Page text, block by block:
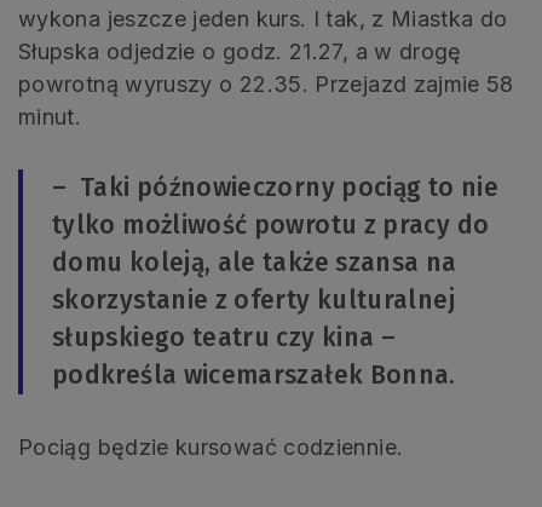
wykona jeszcze jeden kurs. I tak, z Miastka do
Słupska odjedzie o godz. 21.27, a w drogę
powrotną wyruszy o 22.35. Przejazd zajmie 58
minut.
– Taki późnowieczorny pociąg to nie
tylko możliwość powrotu z pracy do
domu koleją, ale także szansa na
skorzystanie z oferty kulturalnej
słupskiego teatru czy kina –
podkreśla wicemarszałek Bonna.
Pociąg będzie kursować codziennie.